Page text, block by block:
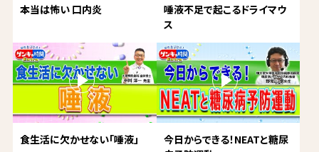
本当は怖い 口内炎
唾液不足で起こるドライマウ
ス
食生活に欠かせない「唾液」
今日からできる！NEATと糖尿